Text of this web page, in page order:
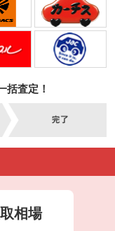
括査定！
相場